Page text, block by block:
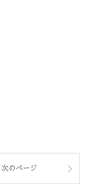
次のページ